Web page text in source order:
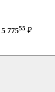
5 77555 ₽